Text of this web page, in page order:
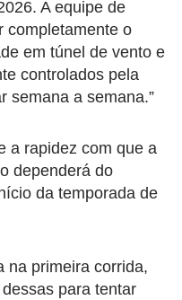
A equipe de
completamente o
em túnel de vento e
controlados pela
semana a semana.”
a rapidez com que a
dependerá do
da temporada de
na primeira corrida,
para tentar